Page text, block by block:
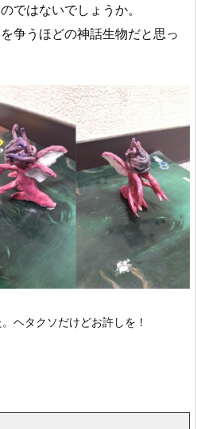
ではないでしょうか。
争うほどの神話生物だと思っ
ヘタクソだけどお許しを！